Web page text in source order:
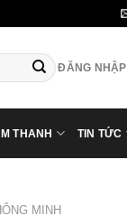
ĐĂNG NHẬP
THANH TIN TỨC
MINH